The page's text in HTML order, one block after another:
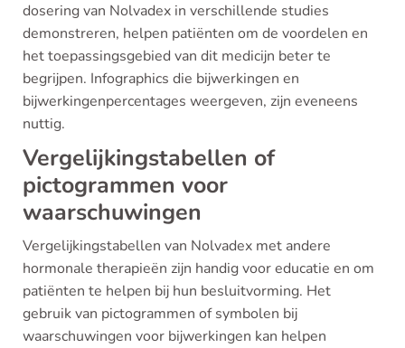
dosering van Nolvadex in verschillende studies
demonstreren, helpen patiënten om de voordelen en
het toepassingsgebied van dit medicijn beter te
begrijpen. Infographics die bijwerkingen en
bijwerkingenpercentages weergeven, zijn eveneens
nuttig.
Vergelijkingstabellen of
pictogrammen voor
waarschuwingen
Vergelijkingstabellen van Nolvadex met andere
hormonale therapieën zijn handig voor educatie en om
patiënten te helpen bij hun besluitvorming. Het
gebruik van pictogrammen of symbolen bij
waarschuwingen voor bijwerkingen kan helpen